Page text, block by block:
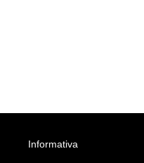
Informativa